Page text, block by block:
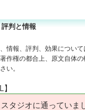
判と情報
情報、評判、効果につい
作権の都合上、原文自体
い。
タジオに通ってい